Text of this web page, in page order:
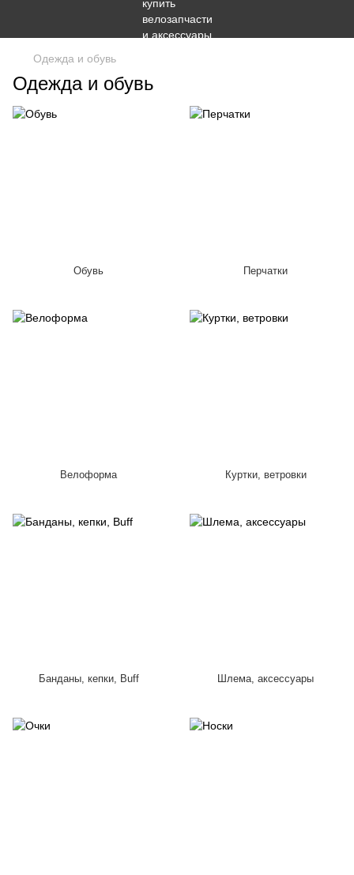
Одежда и обувь
Одежда и обувь
Обувь Перчатки
Велоформа Куртки, ветровки
Банданы, кепки, Buff Шлема, аксессуары